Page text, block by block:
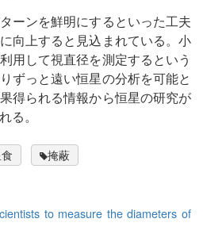
ーンを鮮明にするといった工夫
向上すると見込まれている。小
用して視直径を測定するという
ずっと遠い恒星の分析を可能と
得られる情報から恒星の研究が
る。
掩蔽
to measure the diameters of